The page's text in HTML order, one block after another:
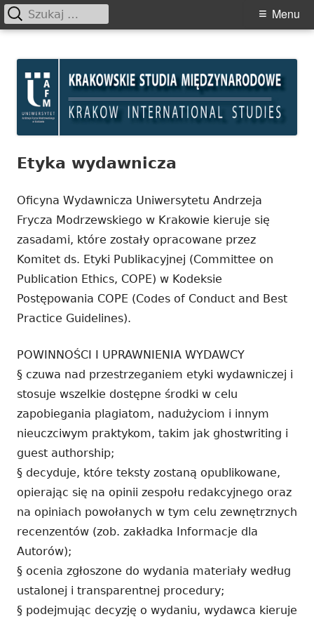
content
Międzynarodowe
Primary
Menu
Szukaj:
Etyka wydawnicza
Oficyna Wydawnicza Uniwersytetu Andrzeja
Frycza Modrzewskiego w Krakowie kieruje się
zasadami, które zostały opracowane przez
Komitet ds. Etyki Publikacyjnej (Committee on
Publication Ethics, COPE) w Kodeksie
Postępowania COPE (Codes of Conduct and Best
Practice Guidelines).
POWINNOŚCI I UPRAWNIENIA WYDAWCY
§ czuwa nad przestrzeganiem etyki wydawniczej i
stosuje wszelkie dostępne środki w celu
zapobiegania plagiatom, nadużyciom i innym
nieuczciwym praktykom, takim jak ghostwriting i
guest authorship;
§ decyduje, które teksty zostaną opublikowane,
opierając się na opinii zespołu redakcyjnego oraz
na opiniach powołanych w tym celu zewnętrznych
recenzentów (zob. zakładka Informacje dla
Autorów);
§ ocenia zgłoszone do wydania materiały według
ustalonej i transparentnej procedury;
§ podejmując decyzję o wydaniu, wydawca kieruje